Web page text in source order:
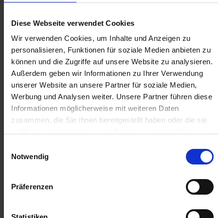
Diese Webseite verwendet Cookies
Wir verwenden Cookies, um Inhalte und Anzeigen zu
personalisieren, Funktionen für soziale Medien anbieten zu
können und die Zugriffe auf unsere Website zu analysieren.
Außerdem geben wir Informationen zu Ihrer Verwendung
unserer Website an unsere Partner für soziale Medien,
Werbung und Analysen weiter. Unsere Partner führen diese
Informationen möglicherweise mit weiteren Daten
zusammen, die Sie ihnen bereitgestellt haben oder die sie
Notwendig
Präferenzen
22,15 € / St
pro 1 Stück
26,36 €
inkl. 19% MwSt.,zzgl. Versandkosten
Auf Lager
Lieferung voraussichtlichab Donnerstag, 13. August 2026
QTY_CONTROL_DECREASE
Jetzt 2 Ährenpunkte pro 1 Stück sichern.